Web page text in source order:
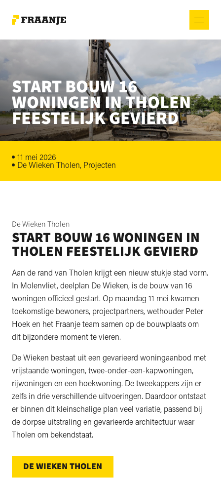
START BOUW 16
WONINGEN IN THOLEN
FEESTELIJK GEVIERD
11 mei 2026
De Wieken Tholen, Projecten
De Wieken Tholen
START BOUW 16 WONINGEN IN
THOLEN FEESTELIJK GEVIERD
Aan de rand van Tholen krijgt een nieuw stukje stad vorm.
In Molenvliet, deelplan De Wieken, is de bouw van 16
woningen officieel gestart. Op maandag 11 mei kwamen
toekomstige bewoners, projectpartners, wethouder Peter
Hoek en het Fraanje team samen op de bouwplaats om
dit bijzondere moment te vieren.
De Wieken bestaat uit een gevarieerd woningaanbod met
vrijstaande woningen, twee-onder-een-kapwoningen,
rijwoningen en een hoekwoning. De tweekappers zijn er
zelfs in drie verschillende uitvoeringen. Daardoor ontstaat
er binnen dit kleinschalige plan veel variatie, passend bij
de dorpse uitstraling en gevarieerde architectuur waar
Tholen om bekendstaat.
DE WIEKEN THOLEN